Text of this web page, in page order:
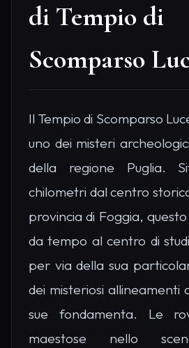
di Tempio di
Scomparso
Il Tempio di Scomparso
uno dei misteri
della regione Puglia.
chilometri dal centro
provincia di Foggia,
da tempo al centro di
per via della sua
dei misteriosi allineamenti
sue fondamenta. Le
maestose nello